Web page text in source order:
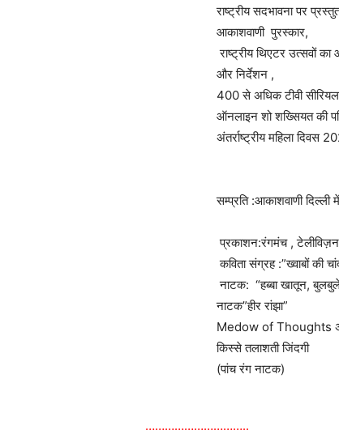
राष्ट्रीय सदभावना पर
आकाशवाणी पुरस्कार,
राष्ट्रीय थिएटर उत्सवों
और निर्देशन ,
400 से अधिक टीवी
ऑनलाइन शो शख्सियत की
अंतर्राष्ट्रीय महिला
सम्प्रति :आकाशवाणी
प्रकाशन:रंगमंच ,
कविता संग्रह :”ख्वाबों की
नाटक: “हब्बा खातून,
नाटक”हीर रांझा”
Medow of Thoughts
किस्से तलाशती जिंदगी
(पांच रंग नाटक)
…………………………..